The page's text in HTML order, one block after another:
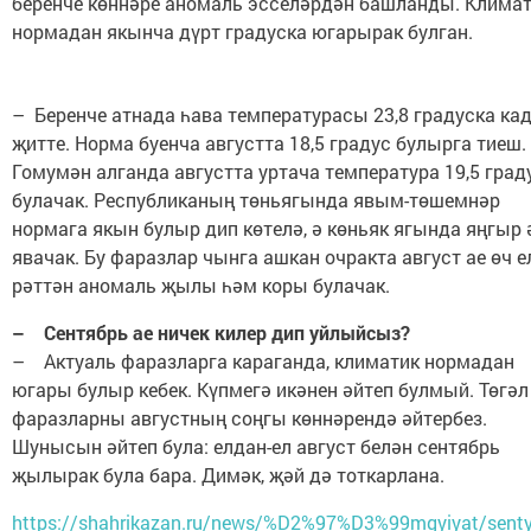
нормадан якынча дүрт градуска югарырак булган.
– Беренче атнада һава температурасы 23,8 градуска
җитте. Норма буенча августта 18,5 градус булырга тиеш.
Гомумән алганда августта уртача температура 19,5
булачак. Республиканың төньягында явым-төшемнәр
нормага якын булыр дип көтелә, ә көньяк ягында яңгыр
явачак. Бу фаразлар чынга ашкан очракта август ае өч
рәттән аномаль җылы һәм коры булачак.
– Сентябрь ае ничек килер дип уйлыйсыз?
– Актуаль фаразларга караганда, климатик нормадан
югары булыр кебек. Күпмегә икәнен әйтеп булмый. Төгәл
фаразларны августның соңгы көннәрендә әйтербез.
Шунысын әйтеп була: елдан-ел август белән сентябрь
җылырак була бара. Димәк, җәй дә тоткарлана.
https://shahrikazan.ru/news/%D2%97%D3%99mgyiyat/